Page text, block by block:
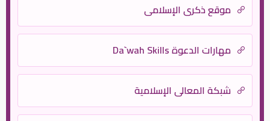
موقع ذكرى الإسلامي
مهارات الدعوة Da`wah Skills
شبكة المعالي الإسلامية